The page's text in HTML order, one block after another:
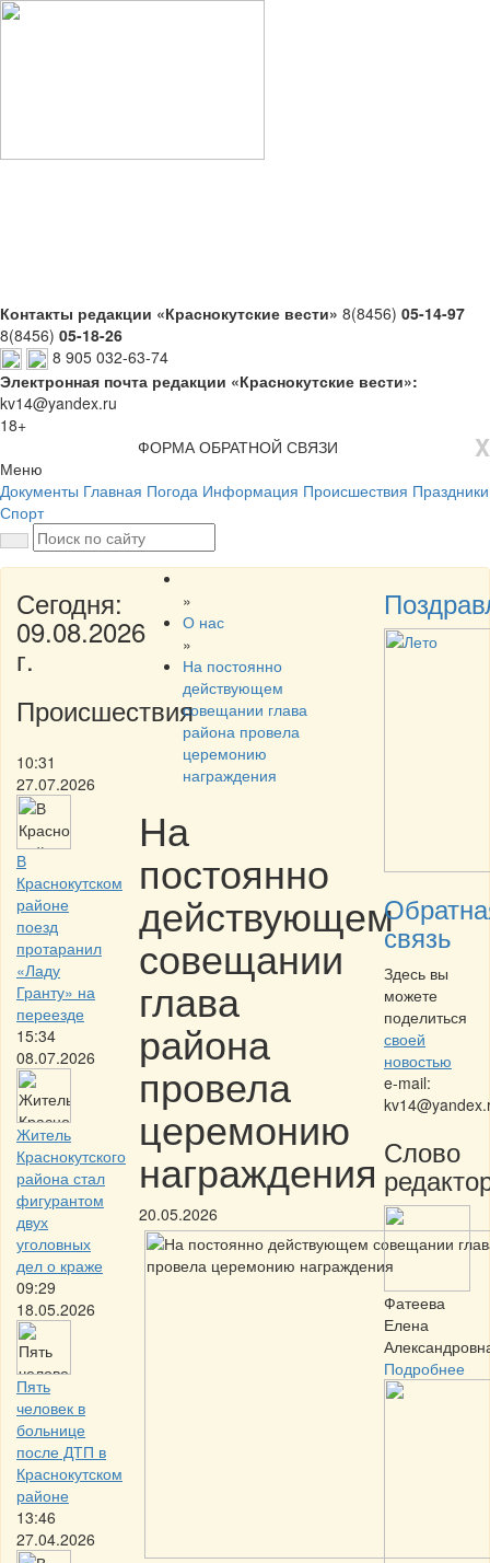
Контакты редакции «Краснокутские вести» 8(8456) 05-14-97
8(8456) 05-18-26
8 905 032-63-74
Электронная почта редакции «Краснокутские вести»:
kv14@yandex.ru
18+
X
ФОРМА ОБРАТНОЙ СВЯЗИ
Меню
Документы Главная Погода Информация Происшествия Праздники
Спорт
Сегодня:
09.08.2026
г.
Происшествия
10:31
27.07.2026
В
Краснокутском
районе
поезд
протаранил
«Ладу
Гранту» на
переезде
15:34
08.07.2026
Житель
Краснокутского
района стал
фигурантом
двух
уголовных
дел о краже
09:29
18.05.2026
Пять
человек в
больнице
после ДТП в
Краснокутском
районе
13:46
27.04.2026
»
О нас
»
На постоянно
действующем
совещании глава
района провела
церемонию
награждения
На
постоянно
действующем
совещании
глава
района
провела
церемонию
награждения
20.05.2026
связь
Здесь вы
можете
поделиться
своей
новостью
e-mail:
Слово
Фатеева
Елена
Подробнее